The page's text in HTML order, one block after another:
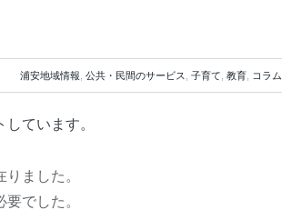
浦安地域情報 公共・民間のサービス 子育て 教育 コラム
ています。
りました。
でした。